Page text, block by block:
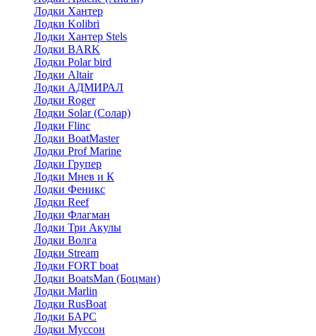
Лодки Хантер
Лодки Kolibri
Лодки Хантер Stels
Лодки BARK
Лодки Polar bird
Лодки Altair
Лодки АДМИРАЛ
Лодки Roger
Лодки Solar (Солар)
Лодки Flinc
Лодки BoatMaster
Лодки Prof Marine
Лодки Групер
Лодки Мнев и К
Лодки Феникс
Лодки Reef
Лодки Флагман
Лодки Три Акулы
Лодки Волга
Лодки Stream
Лодки FORT boat
Лодки BoatsMan (Боцман)
Лодки Marlin
Лодки RusBoat
Лодки БАРС
Лодки Муссон